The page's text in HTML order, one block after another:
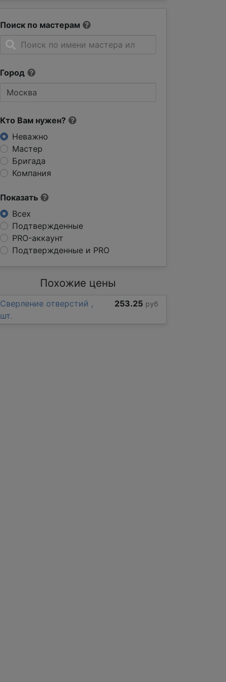
Поиск по мастерам
Город
Кто Вам нужен?
Неважно
Мастер
Бригада
Компания
Показать
Всех
Подтвержденные
PRO-аккаунт
Подтвержденные и PRO
Похожие цены
Сверление отверстий ,
шт.
253.25 руб